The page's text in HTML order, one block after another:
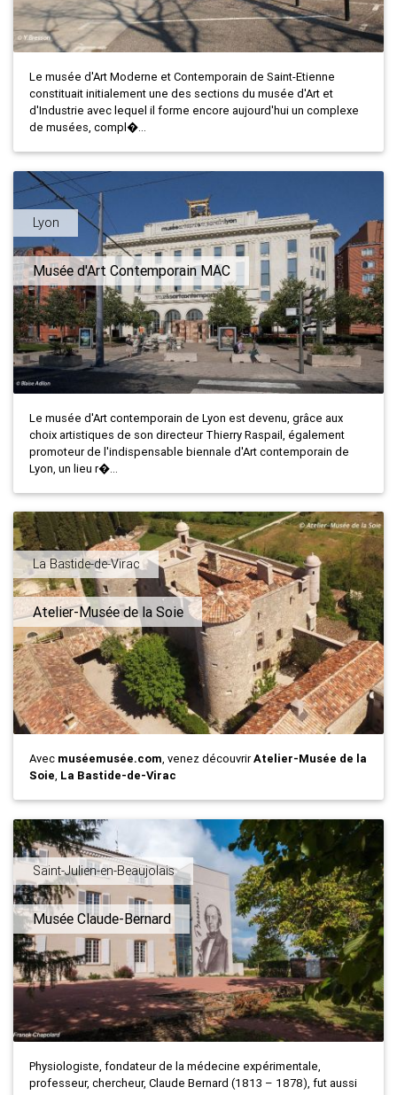
Le musée d'Art Moderne et Contemporain de Saint-Etienne
constituait initialement une des sections du musée d'Art et
d'Industrie avec lequel il forme encore aujourd'hui un complexe
de musées, compl�...
Lyon
Musée d'Art Contemporain MAC
Le musée d'Art contemporain de Lyon est devenu, grâce aux
choix artistiques de son directeur Thierry Raspail, également
promoteur de l'indispensable biennale d'Art contemporain de
Lyon, un lieu r�...
La Bastide-de-Virac
Atelier-Musée de la Soie
Avec muséemusée.com, venez découvrirAtelier-Musée de la
Soie, La Bastide-de-Virac
Saint-Julien-en-Beaujolais
Musée Claude-Bernard
Physiologiste, fondateur de la médecine expérimentale,
professeur, chercheur, Claude Bernard (1813 – 1878), fut aussi